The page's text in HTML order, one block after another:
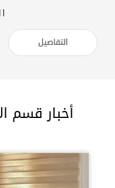
التفاصيل
أخبار قسم